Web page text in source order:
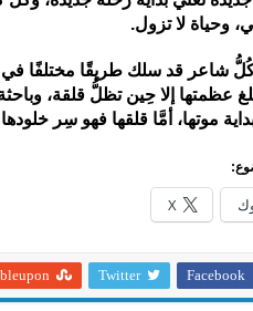
وحياة لا تزول.
شاعر قد سلك طريقًا مختلفًا في
عظمتها إلا حِين تظلُّ قلقة،
موتها، أمَّا قلقها فهو سِر
X
Facebook
Twitter